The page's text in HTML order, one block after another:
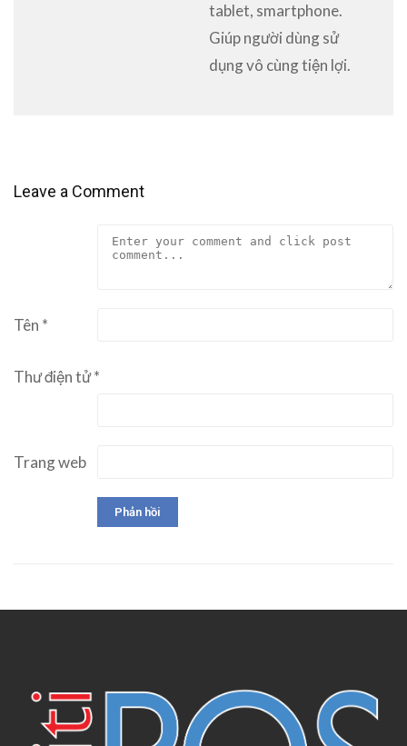
tablet, smartphone.
Giúp người dùng sử
dụng vô cùng tiện lợi.
Leave a Comment
Tên *
Thư điện tử*
Trang web